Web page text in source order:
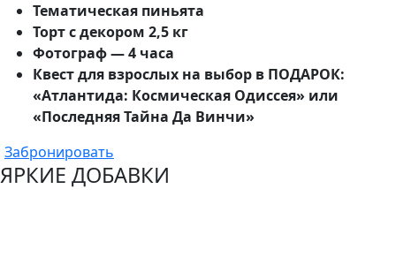
Тематическая пиньята
Торт с декором 2,5 кг
Фотограф — 4 часа
Квест для взрослых на выбор в ПОДАРОК:
«Атлантида: Космическая Одиссея» или
«Последняя Тайна Да Винчи»
Забронировать
ЯРКИЕ ДОБАВКИ